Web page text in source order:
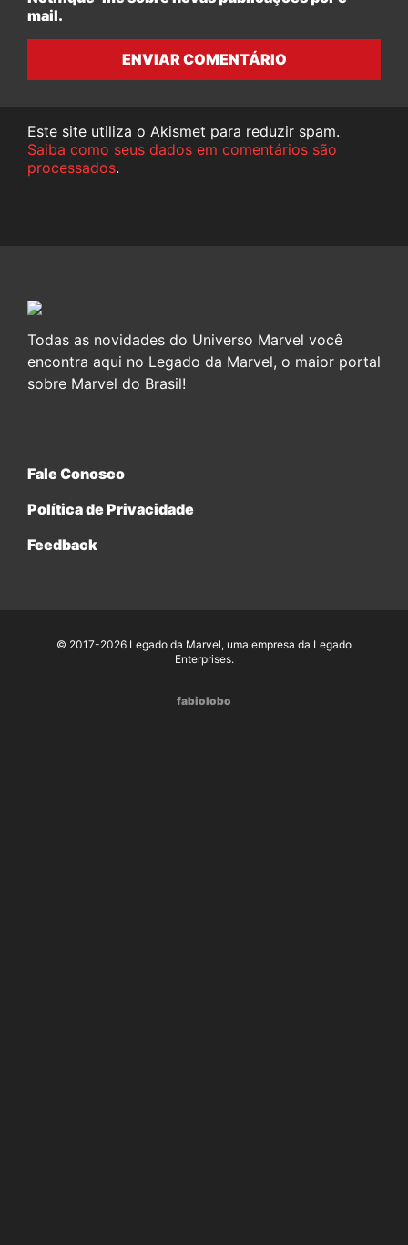
mail.
ENVIAR COMENTÁRIO
Este site utiliza o Akismet para reduzir spam.
Saiba como seus dados em comentários são
processados.
Todas as novidades do Universo Marvel você
encontra aqui no Legado da Marvel, o maior portal
sobre Marvel do Brasil!
Fale Conosco
Política de Privacidade
Feedback
© 2017-2026 Legado da Marvel, uma empresa da Legado
Enterprises.
fabiolobo